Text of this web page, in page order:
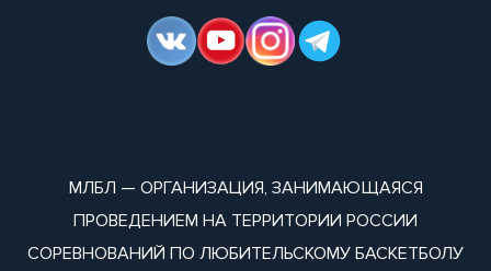
МЛБЛ — ОРГАНИЗАЦИЯ, ЗАНИМАЮЩАЯСЯ
ПРОВЕДЕНИЕМ НА ТЕРРИТОРИИ РОССИИ
СОРЕВНОВАНИЙ ПО ЛЮБИТЕЛЬСКОМУ БАСКЕТБОЛУ